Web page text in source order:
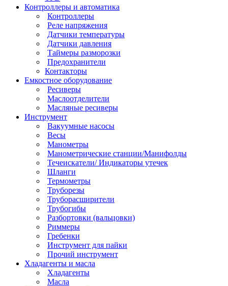
Контроллеры и автоматика
Контроллеры
Реле напряжения
Датчики температуры
Датчики давления
Таймеры разморозки
Предохранители
Контакторы
Емкостное оборудование
Ресиверы
Маслоотделители
Масляные ресиверы
Инструмент
Вакуумные насосы
Весы
Манометры
Манометрические станции/Манифолды
Течеискатели/ Индикаторы утечек
Шланги
Термометры
Труборезы
Труборасширители
Трубогибы
Разбортовки (вальцовки)
Риммеры
Гребенки
Инструмент для пайки
Прочий инструмент
Хладагенты и масла
Хладагенты
Масла